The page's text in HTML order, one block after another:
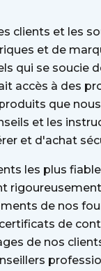
clients et les
et de
qui se soucie
accès à des
que nous
et les
et d'achat
les plus
rigoureusement
de nos
de
de nos